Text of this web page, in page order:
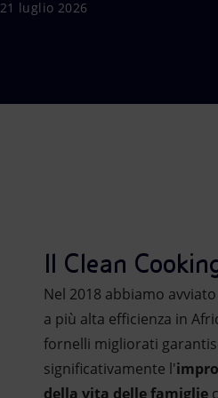
21 luglio 2026
Il Clean
Nel 2018 abbiamo
a più alta efficienza in
fornelli migliorati
significativamente l'
della vita delle famiglie